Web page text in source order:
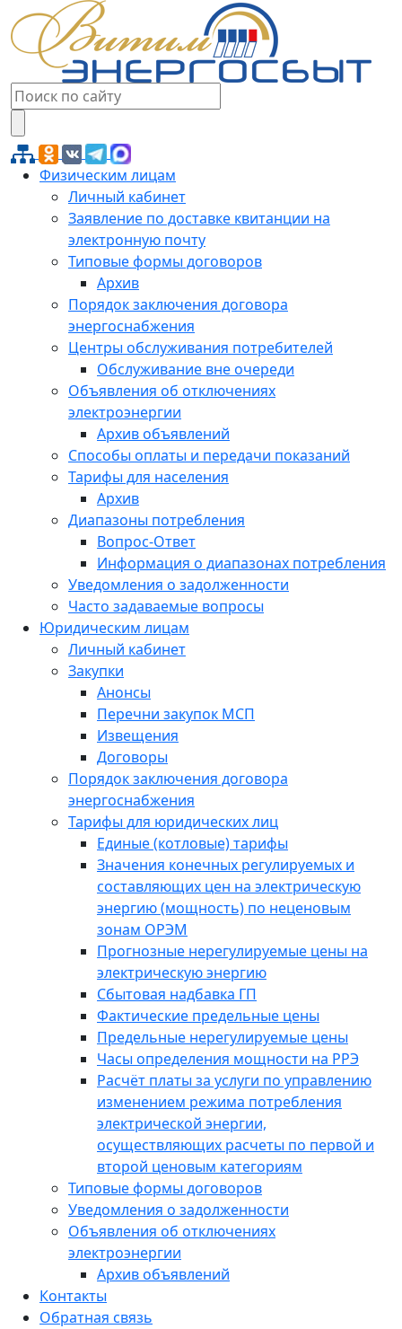
Физическим лицам
Личный кабинет
Заявление по доставке квитанции на
электронную почту
Типовые формы договоров
Архив
Порядок заключения договора
энергоснабжения
Центры обслуживания потребителей
Обслуживание вне очереди
Объявления об отключениях
электроэнергии
Архив объявлений
Способы оплаты и передачи показаний
Тарифы для населения
Архив
Диапазоны потребления
Вопрос-Ответ
Информация о диапазонах потребления
Уведомления о задолженности
Часто задаваемые вопросы
Юридическим лицам
Личный кабинет
Закупки
Анонсы
Перечни закупок МСП
Извещения
Договоры
Порядок заключения договора
энергоснабжения
Тарифы для юридических лиц
Единые (котловые) тарифы
Значения конечных регулируемых и
составляющих цен на электрическую
энергию (мощность) по неценовым
зонам ОРЭМ
Прогнозные нерегулируемые цены на
электрическую энергию
Сбытовая надбавка ГП
Фактические предельные цены
Предельные нерегулируемые цены
Часы определения мощности на РРЭ
Расчёт платы за услуги по управлению
изменением режима потребления
электрической энергии,
осуществляющих расчеты по первой и
второй ценовым категориям
Типовые формы договоров
Уведомления о задолженности
Объявления об отключениях
электроэнергии
Архив объявлений
Контакты
Обратная связь